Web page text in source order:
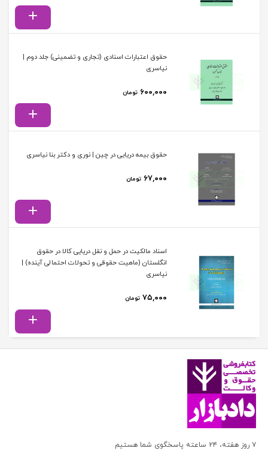
حقوق اعتبارات اسنادی (تجاری و تضمینی) جلد دوم |
نیاسری
۶۰۰,۰۰۰ تومان
حقوق بیمه دریایی در چین | نوری و دکتر بنا نیاسری
۶۷,۰۰۰ تومان
اسناد مالکیت در حمل و نقل دریایی کالا در حقوق
انگلستان (ماهیت حقوقی و تحولات احتمالی آینده) |
نیاسری
۷۵,۰۰۰ تومان
۷ روز هفته، ۲۴ ساعته پاسخگوی شما هستیم